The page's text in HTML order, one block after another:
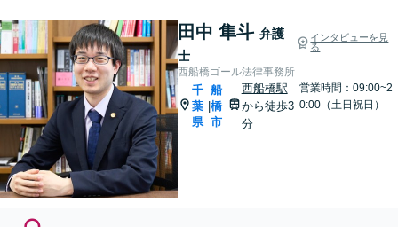
田中 隼斗 弁護
士
インタビューを見
る
西船橋ゴール法律事務所
千
葉
県
|
船
橋
市
西船橋駅
から徒歩3
分
営業時間：09:00~2
0:00（土日祝日）